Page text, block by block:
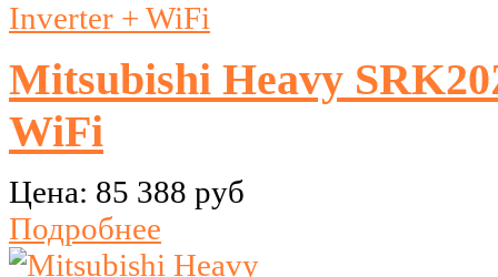
Mitsubishi Heavy
WiFi
Цена: 85 388 руб
Подробнее